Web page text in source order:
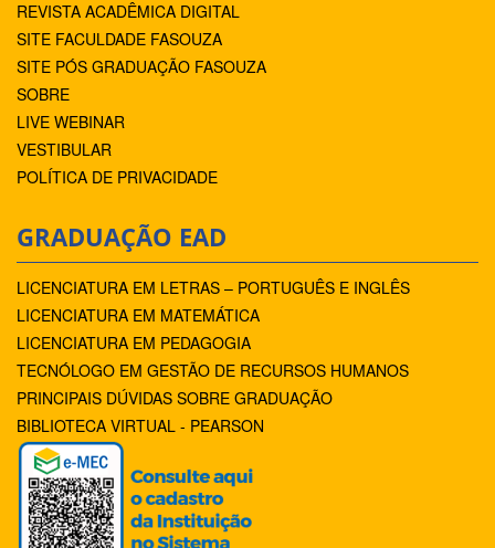
REVISTA ACADÊMICA DIGITAL
SITE FACULDADE FASOUZA
SITE PÓS GRADUAÇÃO FASOUZA
SOBRE
LIVE WEBINAR
VESTIBULAR
POLÍTICA DE PRIVACIDADE
GRADUAÇÃO EAD
LICENCIATURA EM LETRAS – PORTUGUÊS E INGLÊS
LICENCIATURA EM MATEMÁTICA
LICENCIATURA EM PEDAGOGIA
TECNÓLOGO EM GESTÃO DE RECURSOS HUMANOS
PRINCIPAIS DÚVIDAS SOBRE GRADUAÇÃO
BIBLIOTECA VIRTUAL - PEARSON